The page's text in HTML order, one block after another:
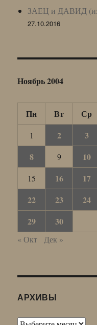
ЗАЕЦ и ДАВИД (из
27.10.2016
Ноябрь 2004
Пн Вт Ср
1 2 3
8
9 10
15 16 17
22
23 24
29
30
« Окт Дек »
АРХИВЫ